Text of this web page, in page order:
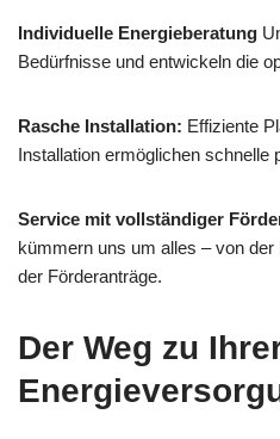
Individuelle Energieberatung
Bedürfnisse und entwickeln die
Rasche Installation: Effiziente
Installation ermöglichen schnelle
Service mit vollständiger
kümmern uns um alles – von
der Förderanträge.
Der Weg zu